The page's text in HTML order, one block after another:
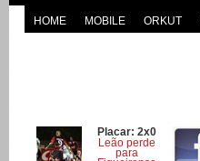
HOME MOBILE ORKUT
Placar: 2x0
Leão perde
para